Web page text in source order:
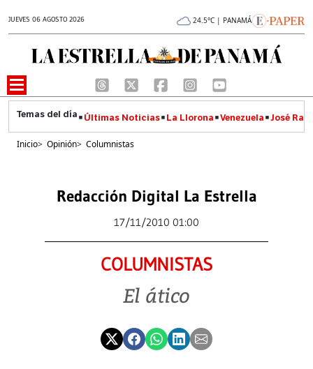
JUEVES 06 AGOSTO 2026 24.5°C | PANAMÁ
Últimas Noticias La Llorona Venezuela José
Inicio> Opinión> Columnistas
Redacción Digital La Estrella
17/11/2010 01:00
COLUMNISTAS
El ático